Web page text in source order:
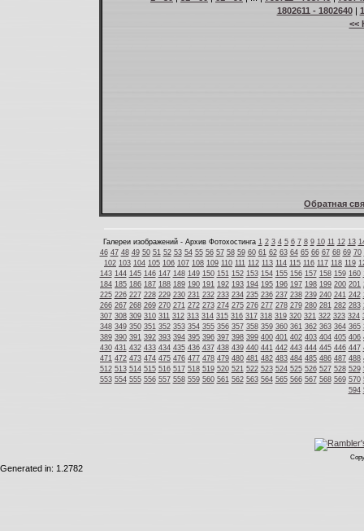
1802611 - 1802640|
<<
Обратная
Галереи изображений - Архив Фотохостинга 1 2 3 4 5 6 7 8 9 10 11 12 13
46 47 48 49 50 51 52 53 54 55 56 57 58 59 60 61 62 63 64 65 66 67 68 69 70
102 103 104 105 106 107 108 109 110 111 112 113 114 115 116 117 118 119
143 144 145 146 147 148 149 150 151 152 153 154 155 156 157 158 159 160
184 185 186 187 188 189 190 191 192 193 194 195 196 197 198 199 200 201
225 226 227 228 229 230 231 232 233 234 235 236 237 238 239 240 241 242
266 267 268 269 270 271 272 273 274 275 276 277 278 279 280 281 282 283
307 308 309 310 311 312 313 314 315 316 317 318 319 320 321 322 323 324
348 349 350 351 352 353 354 355 356 357 358 359 360 361 362 363 364 365
389 390 391 392 393 394 395 396 397 398 399 400 401 402 403 404 405 406
430 431 432 433 434 435 436 437 438 439 440 441 442 443 444 445 446 447
471 472 473 474 475 476 477 478 479 480 481 482 483 484 485 486 487 488
512 513 514 515 516 517 518 519 520 521 522 523 524 525 526 527 528 529
553 554 555 556 557 558 559 560 561 562 563 564 565 566 567 568 569 570
594
Generated in: 1.2782